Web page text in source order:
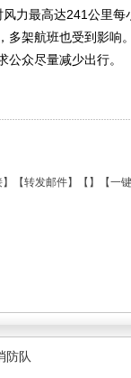
力最高达241公里
架航班也受到影响。
众尽量减少出行。
】【转发邮件】【 】 【一
防队